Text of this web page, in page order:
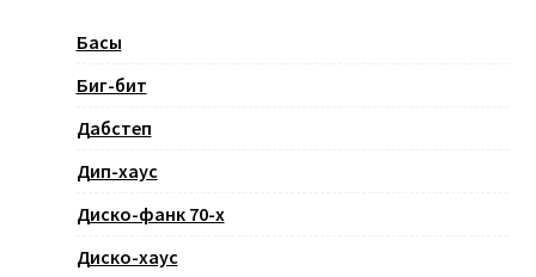
Басы
Биг-бит
Дабстеп
Дип-хаус
Диско-фанк 70-х
Диско-хаус